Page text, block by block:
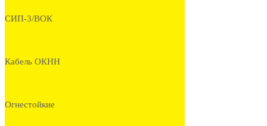
СИП-3/ВОК
Кабель ОКНН
Огнестойкие